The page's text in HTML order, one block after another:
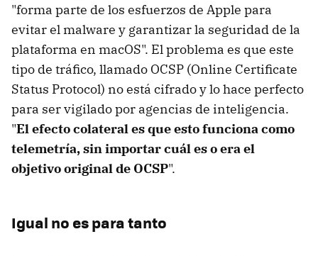
"forma parte de los esfuerzos de Apple para
evitar el malware y garantizar la seguridad de la
plataforma en macOS". El problema es que este
tipo de tráfico, llamado OCSP (Online Certificate
Status Protocol) no está cifrado y lo hace perfecto
para ser vigilado por agencias de inteligencia.
"El efecto colateral es que esto funciona como
telemetría, sin importar cuál es o era el
objetivo original de OCSP".
Igual no es para tanto